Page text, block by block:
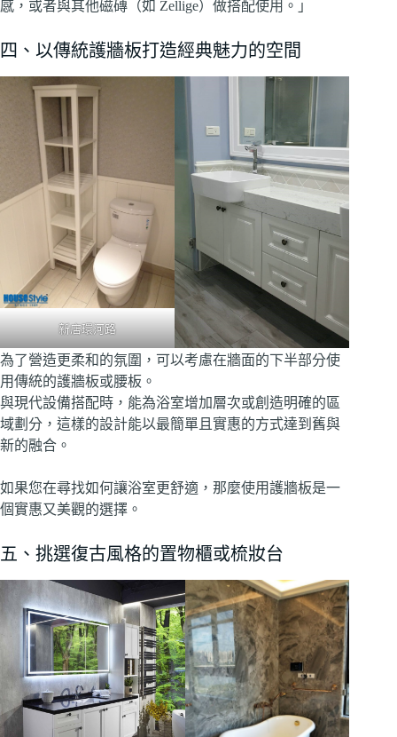
感，或者與其他磁磚（如 Zellige）做搭配使用。」
四、以傳統護牆板打造經典魅力的空間
新店環河路
為了營造更柔和的氛圍，可以考慮在牆面的下半部分使
用傳統的護牆板或腰板。
與現代設備搭配時，能為浴室增加層次或創造明確的區
域劃分，這樣的設計能以最簡單且實惠的方式達到舊與
新的融合。
如果您在尋找如何讓浴室更舒適，那麼使用護牆板是一
個實惠又美觀的選擇。
五、挑選復古風格的置物櫃或梳妝台